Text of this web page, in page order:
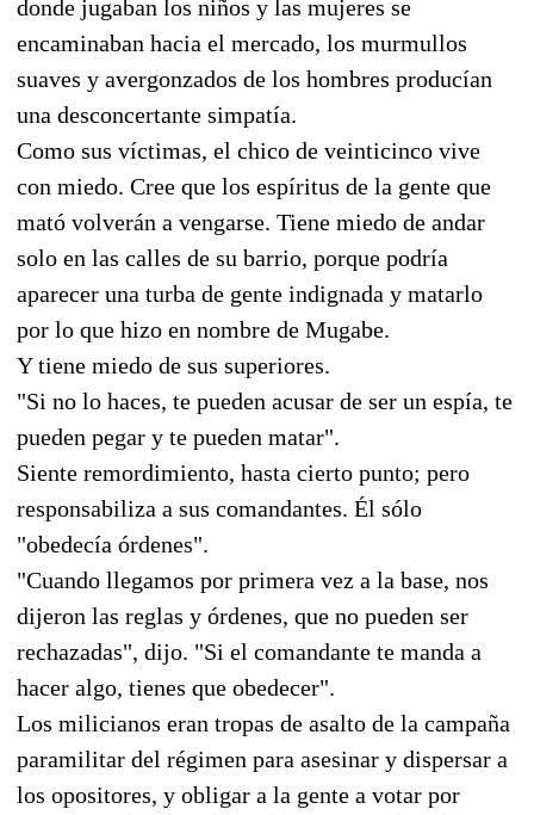
donde jugaban los niños y las mujeres se
encaminaban hacia el mercado, los murmullos
suaves y avergonzados de los hombres producían
una desconcertante simpatía.
Como sus víctimas, el chico de veinticinco vive
con miedo. Cree que los espíritus de la gente que
mató volverán a vengarse. Tiene miedo de andar
solo en las calles de su barrio, porque podría
aparecer una turba de gente indignada y matarlo
por lo que hizo en nombre de Mugabe.
Y tiene miedo de sus superiores.
"Si no lo haces, te pueden acusar de ser un espía, te
pueden pegar y te pueden matar".
Siente remordimiento, hasta cierto punto; pero
responsabiliza a sus comandantes. Él sólo
"obedecía órdenes".
"Cuando llegamos por primera vez a la base, nos
dijeron las reglas y órdenes, que no pueden ser
rechazadas", dijo. "Si el comandante te manda a
hacer algo, tienes que obedecer".
Los milicianos eran tropas de asalto de la campaña
paramilitar del régimen para asesinar y dispersar a
los opositores, y obligar a la gente a votar por